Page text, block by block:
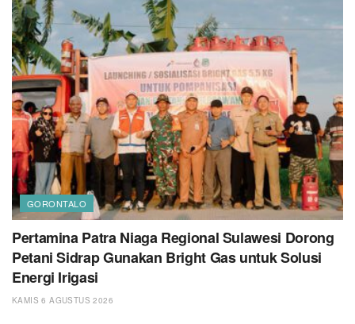
GORONTALO
Pertamina Patra Niaga Regional Sulawesi Dorong
Petani Sidrap Gunakan Bright Gas untuk Solusi
Energi Irigasi
KAMIS 6 AGUSTUS 2026